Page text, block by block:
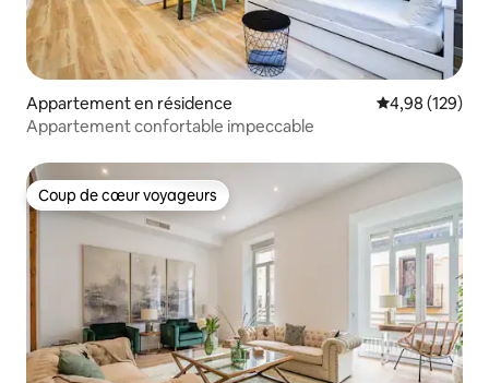
Appartement en résidence Évaluation
4,98 (129)
Appartement confortable impeccable
Coup de cœur voyageurs
Coup de cœur voyageurs